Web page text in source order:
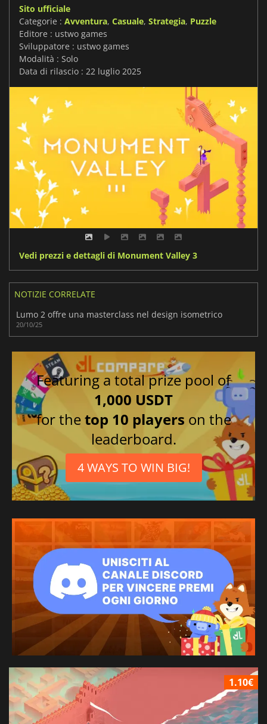
Sito ufficiale
Categorie : Avventura, Casuale, Strategia, Puzzle
Editore : ustwo games
Sviluppatore : ustwo games
Modalità : Solo
Data di rilascio : 22 luglio 2025
Vedi prezzi e dettagli di Monument Valley 3
NOTIZIE CORRELATE
Lumo 2 offre una masterclass nel design isometrico
20/10/25
Featuring a total prize pool of
1,000 USDT
for thetop 10 players on the
leaderboard.
4 WAYS TO WIN BIG!
1.10€